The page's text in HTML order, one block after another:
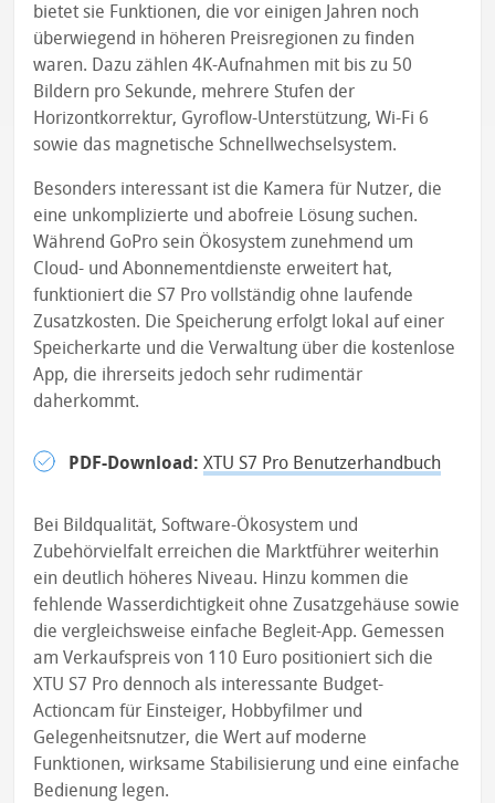
bietet sie Funktionen, die vor einigen Jahren noch
überwiegend in höheren Preisregionen zu finden
waren. Dazu zählen 4K-Aufnahmen mit bis zu 50
Bildern pro Sekunde, mehrere Stufen der
Horizontkorrektur, Gyroflow-Unterstützung, Wi-Fi 6
sowie das magnetische Schnellwechselsystem.
Besonders interessant ist die Kamera für Nutzer, die
eine unkomplizierte und abofreie Lösung suchen.
Während GoPro sein Ökosystem zunehmend um
Cloud- und Abonnementdienste erweitert hat,
funktioniert die S7 Pro vollständig ohne laufende
Zusatzkosten. Die Speicherung erfolgt lokal auf einer
Speicherkarte und die Verwaltung über die kostenlose
App, die ihrerseits jedoch sehr rudimentär
daherkommt.
PDF-Download: XTU S7 Pro Benutzerhandbuch
Bei Bildqualität, Software-Ökosystem und
Zubehörvielfalt erreichen die Marktführer weiterhin
ein deutlich höheres Niveau. Hinzu kommen die
fehlende Wasserdichtigkeit ohne Zusatzgehäuse sowie
die vergleichsweise einfache Begleit-App. Gemessen
am Verkaufspreis von 110 Euro positioniert sich die
XTU S7 Pro dennoch als interessante Budget-
Actioncam für Einsteiger, Hobbyfilmer und
Gelegenheitsnutzer, die Wert auf moderne
Funktionen, wirksame Stabilisierung und eine einfache
Bedienung legen.